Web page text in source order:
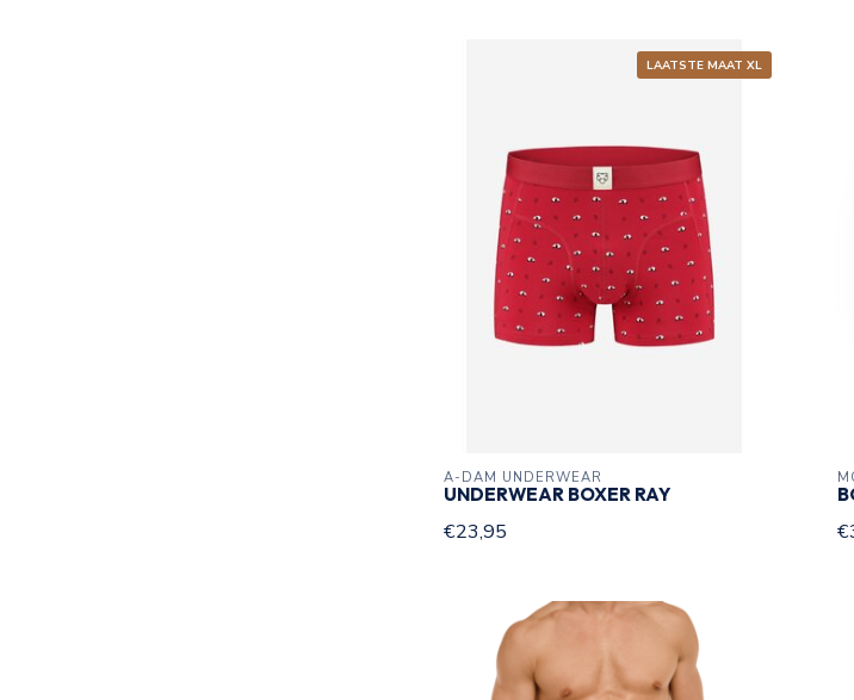
LAATSTE MAAT XL
A-DAM UNDERWEAR
UNDERWEAR BOXER RAY
€23,95